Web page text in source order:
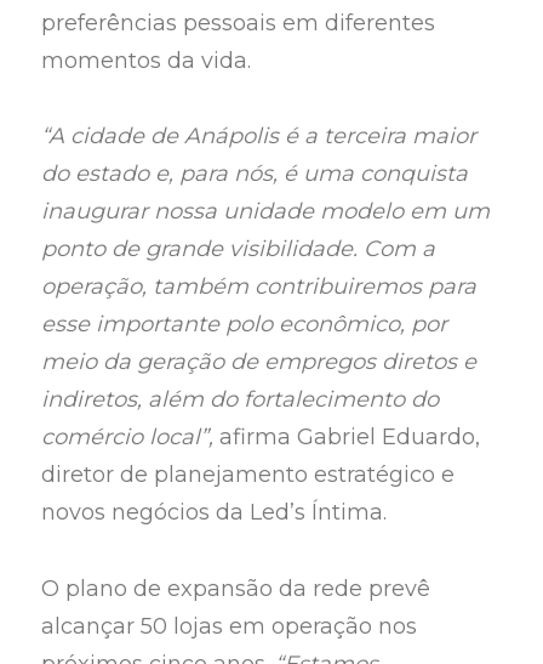
preferências pessoais em diferentes
momentos da vida.
“A cidade de Anápolis é a terceira maior
do estado e, para nós, é uma conquista
inaugurar nossa unidade modelo em um
ponto de grande visibilidade. Com a
operação, também contribuiremos para
esse importante polo econômico, por
meio da geração de empregos diretos e
indiretos, além do fortalecimento do
comércio local”, afirma Gabriel Eduardo,
diretor de planejamento estratégico e
novos negócios da Led’s Íntima.
O plano de expansão da rede prevê
alcançar 50 lojas em operação nos